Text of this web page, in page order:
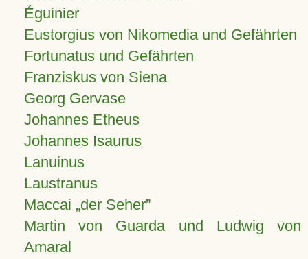
Éguinier
Eustorgius von Nikomedia und Gefährten
Fortunatus und Gefährten
Franziskus von Siena
Georg Gervase
Johannes Etheus
Johannes Isaurus
Lanuinus
Laustranus
Maccai „der Seher”
Martin von Guarda und Ludwig von
Amaral